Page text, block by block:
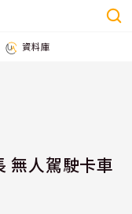
資料庫
無人駕駛卡車